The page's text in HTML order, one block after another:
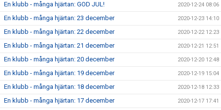
En klubb - många hjärtan: GOD JUL! 2020-12-24 08:06
En klubb - många hjärtan: 23 december 2020-12-23 14:10
En klubb - många hjärtan: 22 december 2020-12-22 12:23
En klubb - många hjärtan: 21 december 2020-12-21 12:51
En klubb - många hjärtan: 20 december 2020-12-20 12:48
En klubb - många hjärtan: 19 december 2020-12-19 15:04
En klubb - många hjärtan: 18 december 2020-12-18 12:33
En klubb - många hjärtan: 17 december 2020-12-17 17:41